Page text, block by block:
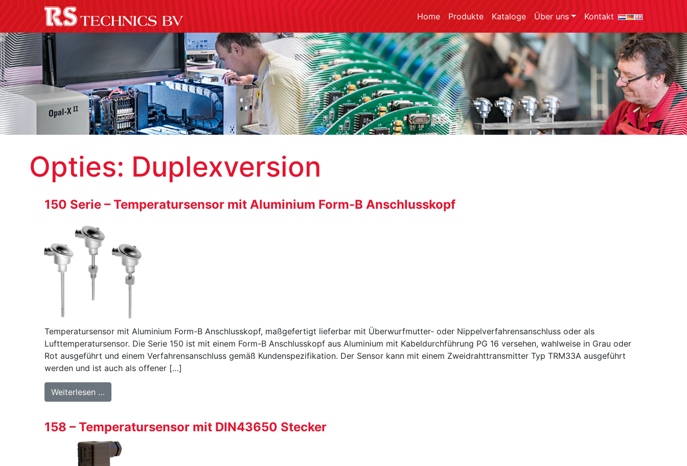
Home Produkte Kataloge Über uns Kontakt
Opties: Duplexversion
150 Serie – Temperatursensor mit Aluminium Form-B Anschlusskopf
Temperatursensor mit Aluminium Form-B Anschlusskopf, maßgefertigt lieferbar mit Überwurfmutter- oder Nippelverfahrensanschluss oder als
Lufttemperatursensor. Die Serie 150 ist mit einem Form-B Anschlusskopf aus Aluminium mit Kabeldurchführung PG 16 versehen, wahlweise in Grau oder
Rot ausgeführt und einem Verfahrensanschluss gemäß Kundenspezifikation. Der Sensor kann mit einem Zweidrahttransmitter Typ TRM33A ausgeführt
werden und ist auch als offener […]
Weiterlesen …
158 – Temperatursensor mit DIN43650 Stecker